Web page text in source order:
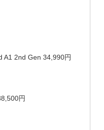
A1 2nd Gen 34,990円
円